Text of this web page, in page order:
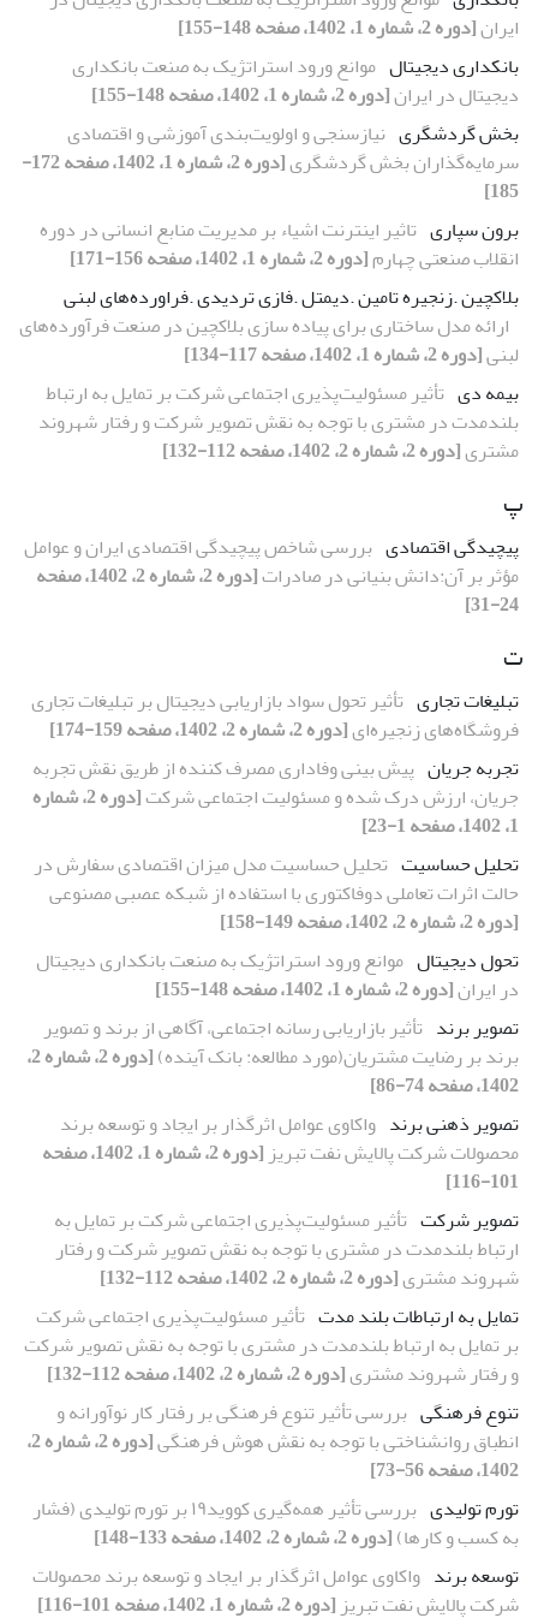
ایران[دوره 2، شماره 1، 1402، صفحه 148-155]
بانکداری دیجیتال موانع ورود استراتژیک به صنعت بانکداری
دیجیتال در ایران[دوره 2، شماره 1، 1402، صفحه 148-155]
بخش گردشگری نیازسنجی و اولویت‌بندی آموزشی و اقتصادی
سرمایه‌گذاران بخش گردشگری
[دوره 2، شماره 1، 1402، صفحه 172-
185]
برون سپاری تاثیر اینترنت اشیاء بر مدیریت منابع انسانی در دوره
انقلاب صنعتی چهارم[دوره 2، شماره 1، 1402، صفحه 156-171]
بلاکچین .زنجیره تامین .دیمتل .فازی تردیدی .فراورده‌های لبنی
ارائه مدل ساختاری برای پیاده سازی بلاکچین در صنعت فرآورده‌های
لبنی[دوره 2، شماره 1، 1402، صفحه 117-134]
بیمه دی تأثیر مسئولیت‌پذیری اجتماعی شرکت بر تمایل به ارتباط
بلندمدت در مشتری با توجه به نقش تصویر شرکت و رفتار شهروند
مشتری[دوره 2، شماره 2، 1402، صفحه 112-132]
پ
پیچیدگی اقتصادی بررسی شاخص پیچیدگی اقتصادی ایران و عوامل
مؤثر بر آن:دانش بنیانی در صادرات
[دوره 2، شماره 2، 1402، صفحه
24-31]
ت
تبلیغات تجاری تأثیر تحول سواد بازاریابی دیجیتال بر تبلیغات تجاری
فروشگاه‌های زنجیره‌ای[دوره 2، شماره 2، 1402، صفحه 159-174]
تجربه جریان پیش بینی وفاداری مصرف کننده از طریق نقش تجربه
جریان، ارزش درک شده و مسئولیت اجتماعی شرکت
[دوره 2، شماره
1، 1402، صفحه 1-23]
تحلیل حساسیت تحلیل حساسیت مدل میزان اقتصادی سفارش در
حالت اثرات تعاملی دوفاکتوری با استفاده از شبکه عصبی مصنوعی
[دوره 2، شماره 2، 1402، صفحه 149-158]
تحول دیجیتال موانع ورود استراتژیک به صنعت بانکداری دیجیتال
در ایران[دوره 2، شماره 1، 1402، صفحه 148-155]
تصویر برند تأثیر بازاریابی رسانه اجتماعی، آگاهی از برند و تصویر
برند بر رضایت مشتریان(مورد مطالعه: بانک آینده)
[دوره 2، شماره 2،
1402، صفحه 74-86]
تصویر ذهنی برند واکاوی عوامل اثرگذار بر ایجاد و توسعه برند
محصولات شرکت پالایش نفت تبریز
[دوره 2، شماره 1، 1402، صفحه
101-116]
تصویر شرکت تأثیر مسئولیت‌پذیری اجتماعی شرکت بر تمایل به
ارتباط بلندمدت در مشتری با توجه به نقش تصویر شرکت و رفتار
شهروند مشتری[دوره 2، شماره 2، 1402، صفحه 112-132]
تمایل به ارتباطات بلند مدت تأثیر مسئولیت‌پذیری اجتماعی شرکت
بر تمایل به ارتباط بلندمدت در مشتری با توجه به نقش تصویر شرکت
و رفتار شهروند مشتری[دوره 2، شماره 2، 1402، صفحه 112-132]
تنوع فرهنگی بررسی تأثیر تنوع فرهنگی بر رفتار کار نوآورانه و
انطباق روانشناختی با توجه به نقش هوش فرهنگی
[دوره 2، شماره 2،
1402، صفحه 56-73]
تورم تولیدی
بررسی تأثیر همه‌گیری کووید۱۹ بر تورم تولیدی (فشار
به کسب و کارها)[دوره 2، شماره 2، 1402، صفحه 133-148]
توسعه برند واکاوی عوامل اثرگذار بر ایجاد و توسعه برند محصولات
شرکت پالایش نفت تبریز [دوره 2، شماره 1، 1402، صفحه 101-116]